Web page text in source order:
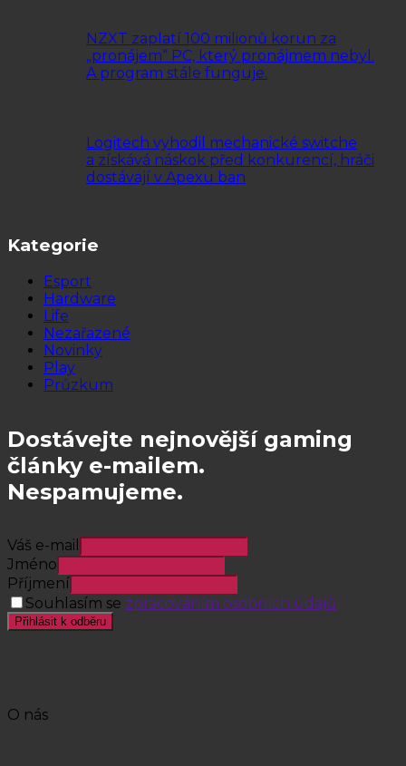
NZXT zaplatí 100 milionů korun za
„pronájem“ PC, který pronájmem nebyl.
A program stále funguje.
Logitech vyhodil mechanické switche
a získává náskok před konkurencí, hráči
dostávají v Apexu ban
Kategorie
Esport
Hardware
Life
Nezařazené
Novinky
Play
Průzkum
Dostávejte nejnovější gaming
články e-mailem.
Nespamujeme.
Váš e-mail
Jméno
Příjmení
Souhlasím se zpracováním osobních údajů
Přihlásit k odběru
O nás